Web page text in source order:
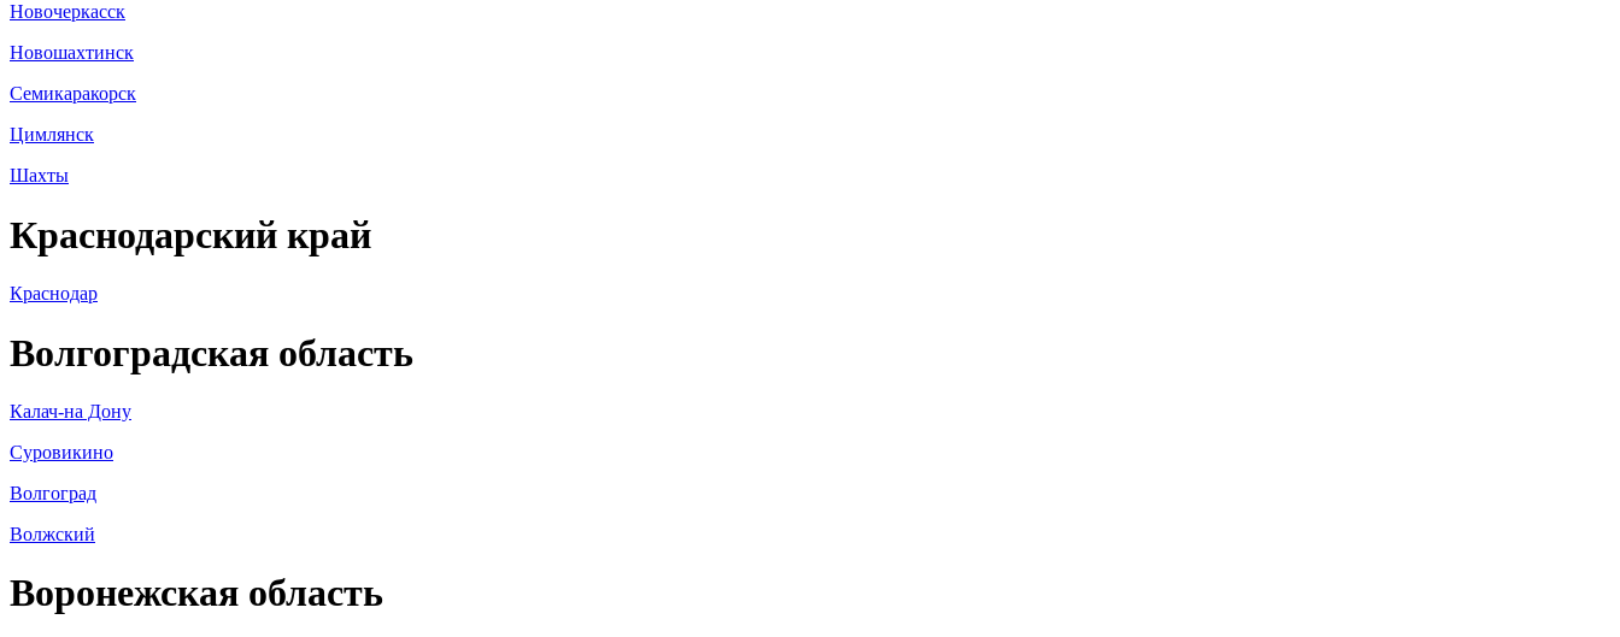
Новочеркасск
Новошахтинск
Семикаракорск
Цимлянск
Шахты
Краснодарский край
Краснодар
Волгоградская область
Калач-на Дону
Суровикино
Волгоград
Волжский
Воронежская область